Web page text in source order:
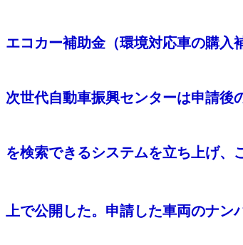
エコカー補助金（環境対応車の購入
次世代自動車振興センターは申請後
を検索できるシステムを立ち上げ、
上で公開した。申請した車両のナン